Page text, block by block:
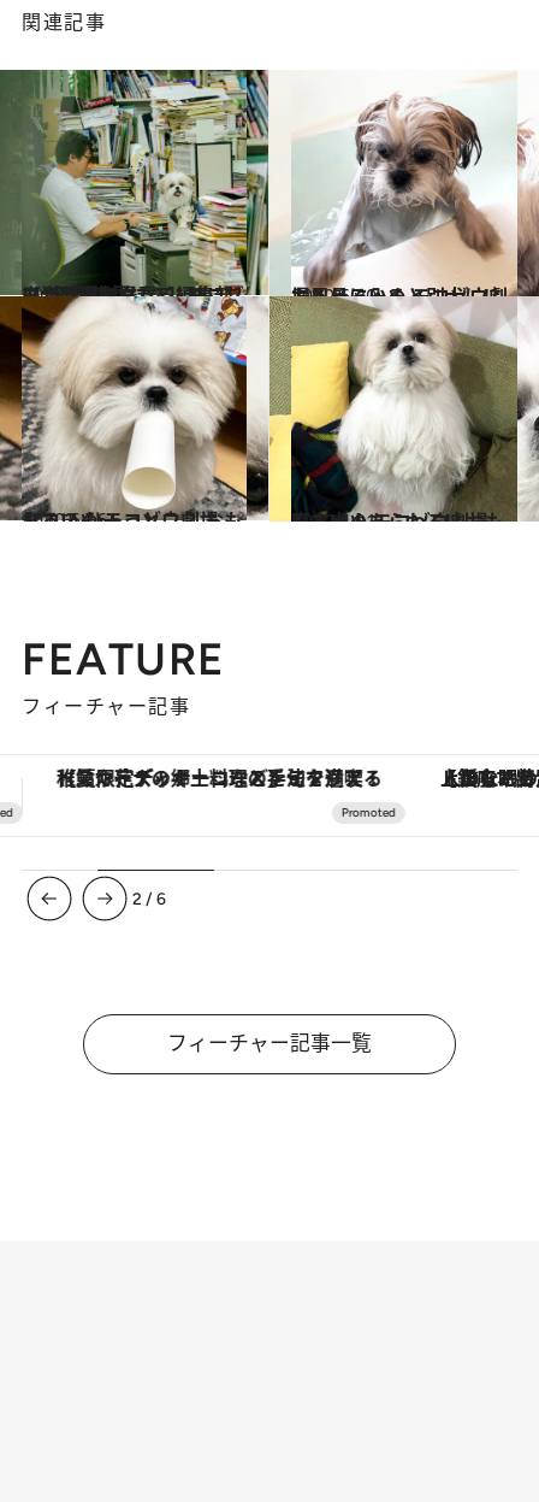
関連記事
2024.7.5
【1日編集長に？】モコゾウが「週刊文春」編集部に潜入！おもしろいぬ モコゾウ劇場
カルチャー 2020.6.30
お風呂に入ると別犬に!? おもしろいぬ モコゾウ劇場
カルチャー
2020.6.16
タコ？ ひょっとこ？ おもしろいぬ モコゾウ劇場
カルチャー 2020.4.21
直立犬人あらわる!? おもしろいぬ モコゾウ劇場
カルチャー
FEATURE
フィーチャー記事
【銀座で出合う最旬美容】美髪ケアや上質な眠り…セルフケアのアップデートから、特別な名入れギフトまで。大人のための「ReFa GINZA」クルーズ
3 /6
フィーチャー記事一覧